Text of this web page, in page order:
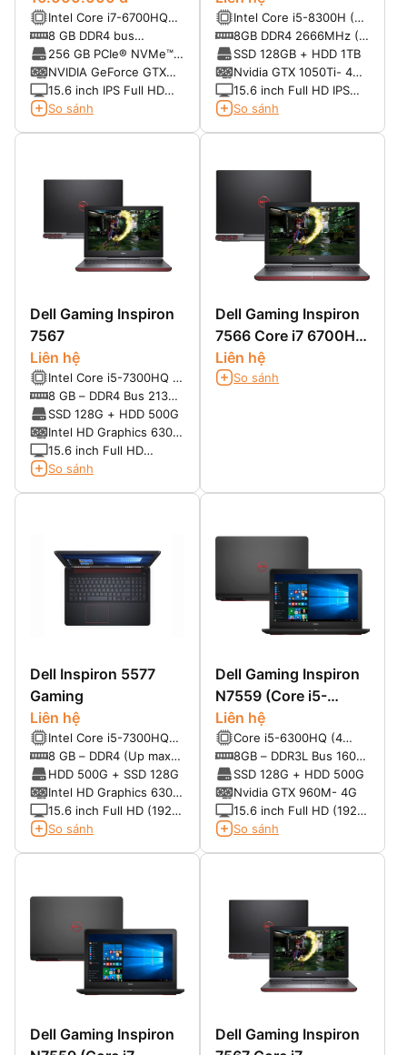
nVIDIA Geforce
960M, Màn 15.6 Full
HD IPS)
Intel Core i7-6700HQ
2.6GHz (up to 3.5 Ghz)
8 GB DDR4 bus
2133MHz (2 slot, max
32GB)
256 GB PCIe® NVMe™
M.2 SSD
NVIDIA GeForce GTX
960M GDDR5 2GB+Intel
HD Graphics 530
15.6 inch IPS Full HD
(1920×1080)
So sánh
Intel Core i5-8300H (4
nhân 8 luồng, Turbo 4.0
GHz, Cache 8MB)
[mạnh hơn i7-7700HQ]
8GB DDR4 2666MHz (2
khe - up max 32G )
SSD 128GB + HDD 1TB
Nvidia GTX 1050Ti- 4G
& Intel UHD Graphics
630
15.6 inch Full HD IPS
(1920×1080)
So sánh
Dell Gaming Inspiron
7567
Liên hệ
Intel Core i5-7300HQ (4
nhân 4 luồng) , Turbo
3.5 GHz, 6MB Cache
8 GB – DDR4 Bus 2133
(Up max 32G – 2 slot)
SSD 128G + HDD 500G
Intel HD Graphics 630 +
Nvidia GTX 1050- 4G
chạy song song
15.6 inch Full HD
(1920×1080)
So sánh
Dell Gaming Inspiron
7566 Core i7 6700HQ,
SSD 128G + HDD 1T,
VGA GTX 960 4G
Liên hệ
So sánh
Dell Inspiron 5577
Gaming
Liên hệ
Intel Core i5-7300HQ
Turbo 3.5 Ghz, 6MB
Cache
8 GB – DDR4 (Up max
32G – 2 slot)
HDD 500G + SSD 128G
Intel HD Graphics 630 +
Nvidia GTX 1050- 4G
chạy song song
15.6 inch Full HD (1920
x 1080)
So sánh
Dell Gaming Inspiron
N7559 (Core i5-
6300HQ, SSD 120 +
HDD 500GB, VGA
4GB NVIDIA GTX
960M, 15.6 inch FHD)
Liên hệ
Core i5-6300HQ (4
nhân 4 luồng), Turbo
3.2 Ghz, 6MB Cache
8GB – DDR3L Bus 1600
(Up max 32G– 2 slot)
SSD 128G + HDD 500G
Nvidia GTX 960M- 4G
15.6 inch Full HD (1920
x 1080)
So sánh
Dell Gaming Inspiron
Dell Gaming Inspiron